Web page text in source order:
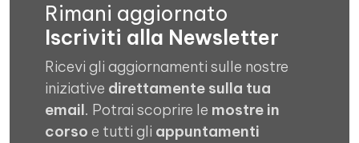
Rimani aggiornato
Iscriviti alla Newsletter
Ricevi gli aggiornamenti sulle nostre
iniziative direttamente sulla tua
email. Potrai scoprire le mostre in
corso e tutti gli appuntamenti